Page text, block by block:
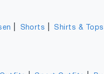
Shorts |Shirts & Tops